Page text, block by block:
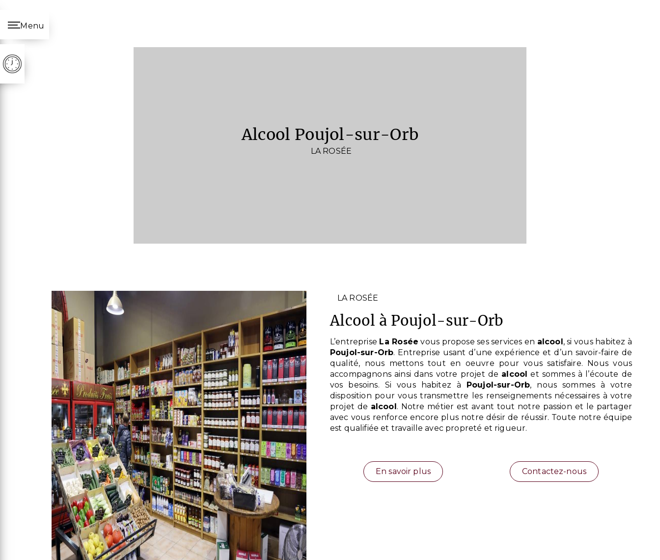
Menu
alcool Poujol-sur-Orb
LA ROSÉE
LA ROSÉE
alcool à Poujol-sur-Orb
L’entreprise La Rosée vous propose ses services en alcool, si vous habitez à
Poujol-sur-Orb. Entreprise usant d’une expérience et d’un savoir-faire de
qualité, nous mettons tout en oeuvre pour vous satisfaire. Nous vous
accompagnons ainsi dans votre projet de alcool et sommes à l’écoute de
vos besoins. Si vous habitez à Poujol-sur-Orb, nous sommes à votre
disposition pour vous transmettre les renseignements nécessaires à votre
projet de alcool. Notre métier est avant tout notre passion et le partager
avec vous renforce encore plus notre désir de réussir. Toute notre équipe
est qualifiée et travaille avec propreté et rigueur.
En savoir plus Contactez-nous